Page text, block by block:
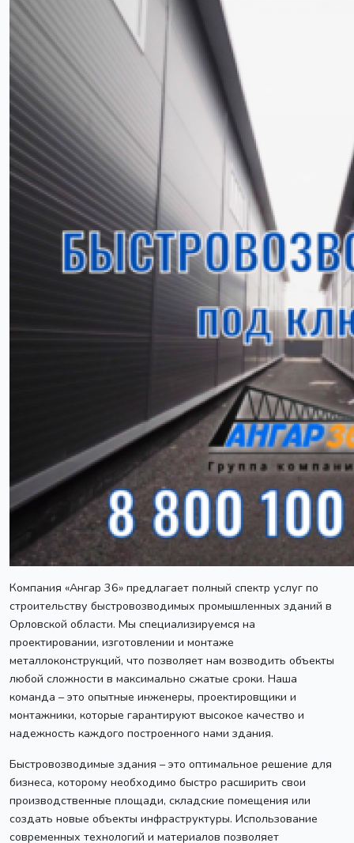
Компания «Ангар 36» предлагает полный спектр услуг по
строительству быстровозводимых промышленных зданий в
Орловской области. Мы специализируемся на
проектировании, изготовлении и монтаже
металлоконструкций, что позволяет нам возводить объекты
любой сложности в максимально сжатые сроки. Наша
команда – это опытные инженеры, проектировщики и
монтажники, которые гарантируют высокое качество и
надежность каждого построенного нами здания.
Быстровозводимые здания – это оптимальное решение для
бизнеса, которому необходимо быстро расширить свои
производственные площади, складские помещения или
создать новые объекты инфраструктуры. Использование
современных технологий и материалов позволяет